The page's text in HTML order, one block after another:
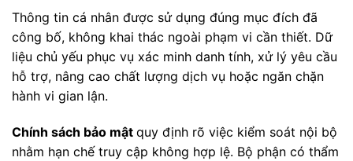
Thông tin cá nhân được sử dụng đúng mục đích đã
công bố, không khai thác ngoài phạm vi cần thiết. Dữ
liệu chủ yếu phục vụ xác minh danh tính, xử lý yêu cầu
hỗ trợ, nâng cao chất lượng dịch vụ hoặc ngăn chặn
hành vi gian lận.
Chính sách bảo mật quy định rõ việc kiểm soát nội bộ
nhằm hạn chế truy cập không hợp lệ. Bộ phận có thẩm